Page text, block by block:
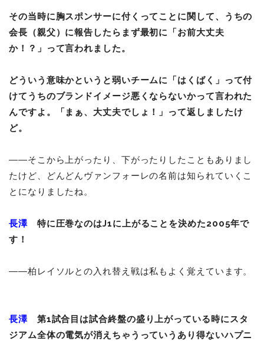
その当時に胸スポンサーに付くってことに関して、うちの
会長（親父）に報告したらまず最初に「お前大丈夫
か！？」って言われました。
どういう意味かというと弱いチームに「はくばく」って付
けてうちのブランドイメージ悪くならないかって言われた
んですよ。「まぁ、大丈夫でしょ！」って返しましたけ
ど。
――そこから上がったり、下がったりしたこともありまし
たけど、どんどんヴァンフォーレの名前は知られていくこ
とになりましたね。
長澤
特に圧巻なのはJ1に上がることを決めた2005年で
す！
――柏レイソルとの入れ替え戦は私もよく覚えています。
長澤
第1試合目は試合終盤の盛り上がっている時にスタ
ジアム全体の電気が消えちゃうっていうあり得ないハプニ